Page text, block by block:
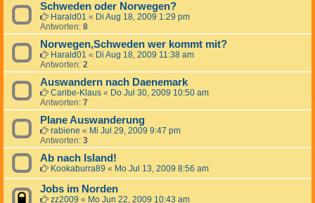
Schweden oder Norwegen?
Harald01 « Di Aug 18, 2009 1:29 pm
Antworten: 8
Norwegen,Schweden wer kommt mit?
Harald01 « Di Aug 18, 2009 11:38 am
Antworten: 2
Auswandern nach Daenemark
Caribe-Klaus « Do Jul 30, 2009 10:50 am
Antworten: 7
Plane Auswanderung
rabiene « Mi Jul 29, 2009 9:47 pm
Antworten: 3
Ab nach Island!
Kookaburra89 « Mo Jul 13, 2009 8:56 am
Jobs im Norden
zz2009 « Mo Jun 22, 2009 10:43 am